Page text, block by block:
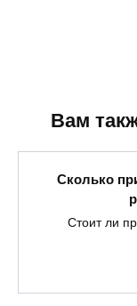
Вам
Сколько
Стоит ли